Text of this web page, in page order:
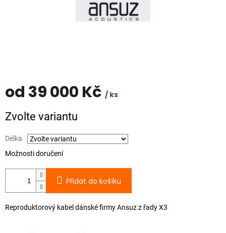
od 39 000 Kč / ks
cena:
Zvolte variantu
Délka
Možnosti doručení
Přidat do košíku
Reproduktorový kabel dánské firmy Ansuz z řady X3